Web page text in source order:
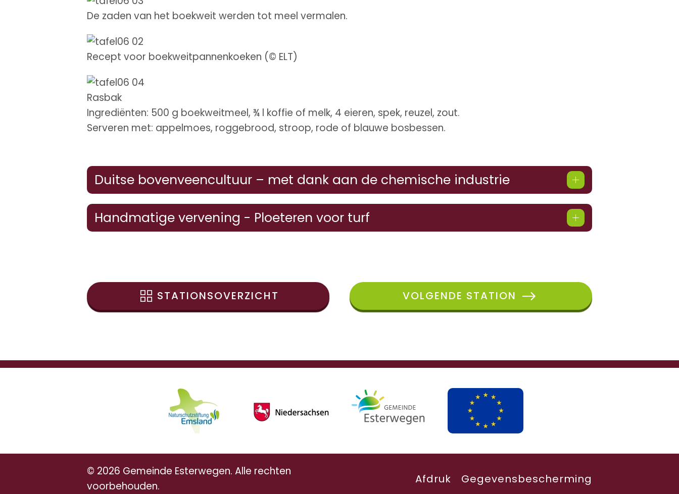
De zaden van het boekweit werden tot meel vermalen.
Recept voor boekweitpannenkoeken (© ELT)
Rasbak
Ingrediënten: 500 g boekweitmeel, ¾ l koffie of melk, 4 eieren, spek, reuzel, zout.
Serveren met: appelmoes, roggebrood, stroop, rode of blauwe bosbessen.
Duitse bovenveencultuur – met dank aan de chemische industrie
Handmatige vervening - Ploeteren voor turf
STATIONSOVERZICHT VOLGENDE STATION
© 2026 Gemeinde Esterwegen. Alle rechten
voorbehouden.
Afdruk Gegevensbescherming